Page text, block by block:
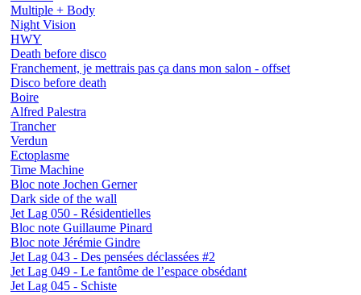
Multiple + Body
Night Vision
HWY
Death before disco
Franchement, je mettrais pas ça dans mon salon - offset
Disco before death
Boire
Alfred Palestra
Trancher
Verdun
Ectoplasme
Time Machine
Bloc note Jochen Gerner
Dark side of the wall
Jet Lag 050 - Résidentielles
Bloc note Guillaume Pinard
Bloc note Jérémie Gindre
Jet Lag 043 - Des pensées déclassées #2
Jet Lag 049 - Le fantôme de l’espace obsédant
Jet Lag 045 - Schiste